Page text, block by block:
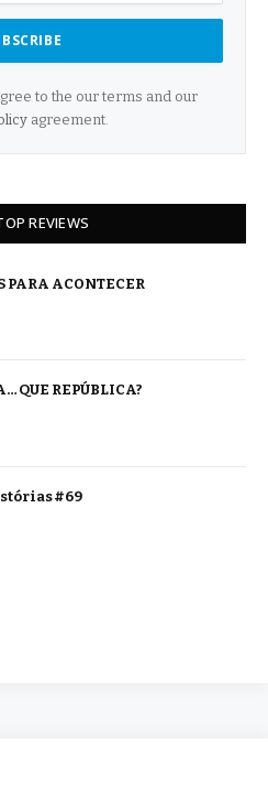
to the our terms and our
agreement.
REVIEWS
PARA ACONTECER
QUE REPÚBLICA?
#69